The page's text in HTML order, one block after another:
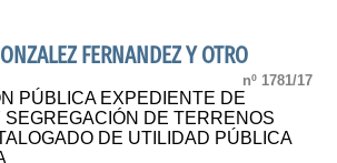
FERNANDEZ Y OTRO
nº 1781/17
PÚBLICA EXPEDIENTE DE
SEGREGACIÓN DE TERRENOS
DE UTILIDAD PÚBLICA